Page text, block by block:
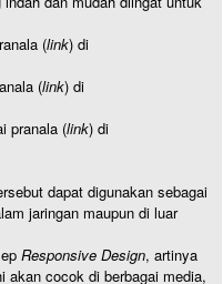
(link) di
(link) di
pranala (link) di
dapat digunakan sebagai
jaringan maupun di luar
Responsive Design, artinya
akan cocok di berbagai media,